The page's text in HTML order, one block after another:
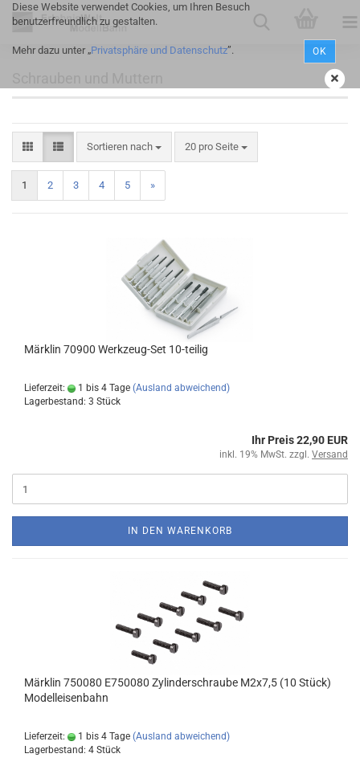
Diese Website verwendet Cookies, um Ihren Besuch
benutzerfreundlich zu gestalten.
Mehr dazu unter „Privatsphäre und Datenschutz”. OK
Sortieren nach 20 pro Seite
1 2 3 4 5 »
Märklin 70900 Werkzeug-Set 10-teilig
Lieferzeit: 1 bis 4 Tage (Ausland abweichend)
Lagerbestand: 3 Stück
Ihr Preis 22,90 EUR
inkl. 19% MwSt. zzgl. Versand
IN DEN WARENKORB
Märklin 750080 E750080 Zylinderschraube M2x7,5 (10 Stück)
Modelleisenbahn
Lieferzeit: 1 bis 4 Tage (Ausland abweichend)
Lagerbestand: 4 Stück